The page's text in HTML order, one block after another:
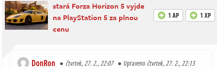
stará Forza Horizon 5 vyjde
na PlayStation 5 za plnou
cenu
1 AP 1 XP
DonRon čtvrtek, 27. 2., 22:07 Upravenočtvrtek, 27. 2., 22:13